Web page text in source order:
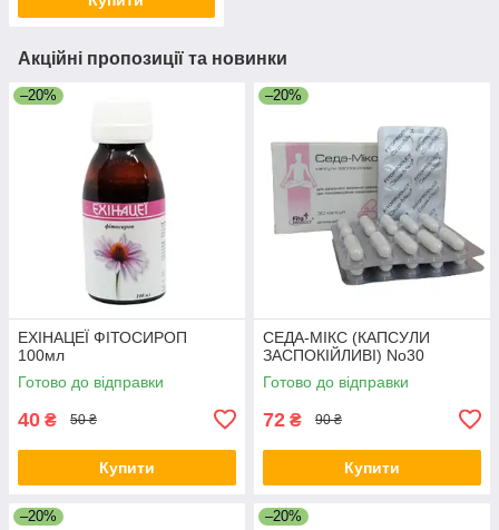
Акційні пропозиції та новинки
–20%
ЕХІНАЦЕЇ ФІТОСИРОП
100мл
Готово до відправки
40 ₴ 50 ₴
Купити
–20%
СЕДА-МІКС (КАПСУЛИ
ЗАСПОКІЙЛИВІ) No30
Готово до відправки
72 ₴ 90 ₴
Купити
–20% –20%